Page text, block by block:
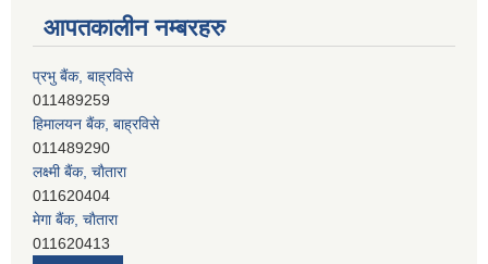
आपतकालीन नम्बरहरु
प्रभु बैंक, बाह्रविसे
हिमालयन बैंक, बाह्रविसे
011489290
लक्ष्मी बैंक, चाैतारा
011620404
मेगा बैंक, चाैतारा
011620413
जनता बैंक, चाैतारा
011620406